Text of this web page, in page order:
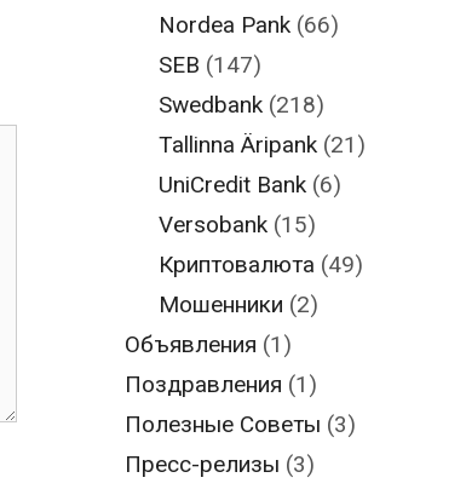
Nordea Pank (66)
SEB (147)
Swedbank (218)
Tallinna Äripank (21)
UniCredit Bank (6)
Versobank (15)
Криптовалюта (49)
Мошенники (2)
Объявления (1)
Поздравления (1)
Полезные Советы (3)
Пресс-релизы (3)